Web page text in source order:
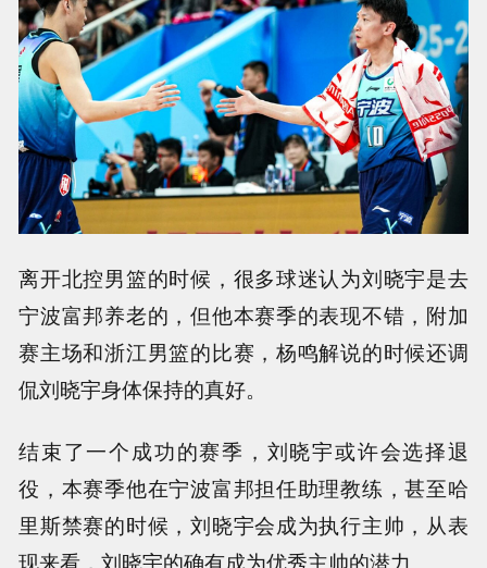
离开北控男篮的时候，很多球迷认为刘晓宇是去
宁波富邦养老的，但他本赛季的表现不错，附加
赛主场和浙江男篮的比赛，杨鸣解说的时候还调
侃刘晓宇身体保持的真好。
结束了一个成功的赛季，刘晓宇或许会选择退
役，本赛季他在宁波富邦担任助理教练，甚至哈
里斯禁赛的时候，刘晓宇会成为执行主帅，从表
现来看，刘晓宇的确有成为优秀主帅的潜力。